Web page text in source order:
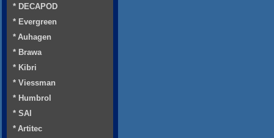
* DECAPOD
* Evergreen
* Auhagen
* Brawa
* Kibri
* Viessman
* Humbrol
* SAI
* Artitec